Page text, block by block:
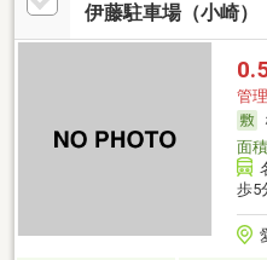
伊藤駐車場（小崎）
管
面積
歩5